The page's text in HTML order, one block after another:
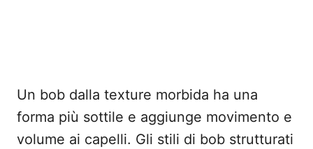
Un bob dalla texture morbida ha una
forma più sottile e aggiunge movimento e
volume ai capelli. Gli stili di bob strutturati